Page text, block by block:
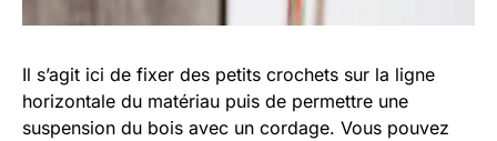
Il s’agit ici de fixer des petits crochets sur la ligne
horizontale du matériau puis de permettre une
suspension du bois avec un cordage. Vous pouvez